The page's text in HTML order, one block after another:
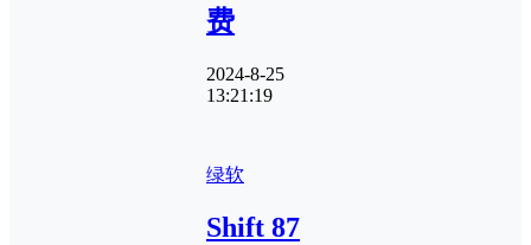
费
2024-8-25
13:21:19
绿软
Shift 87